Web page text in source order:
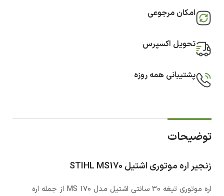
امکان مرجوعی
تحویل اکسپرس
پشتیبانی همه روزه
توضیحات
زنجیر اره موتوری اشتیل STIHL MS170
اره موتوری تیغه 30 سانتی اشتیل مدل MS 170 از جمله اره